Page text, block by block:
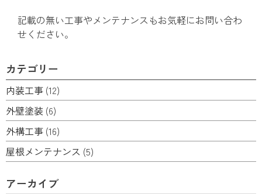
記載の無い工事やメンテナンスもお気軽にお問い合わ
せください。
カテゴリー
内装工事 (12)
外壁塗装 (6)
外構工事 (16)
屋根メンテナンス (5)
アーカイブ